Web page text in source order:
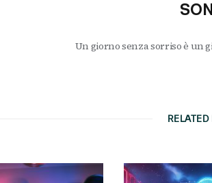
Un giorno senza sorriso è un
RELATED